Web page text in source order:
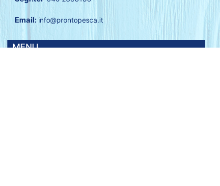
Email: info@prontopesca.it
MENU